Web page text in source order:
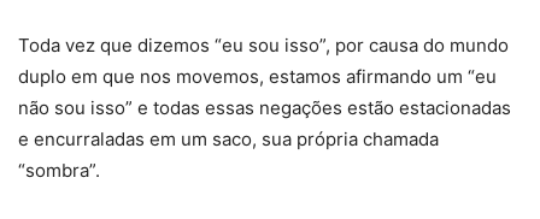
Toda vez que dizemos “eu sou isso”, por causa do mundo
duplo em que nos movemos, estamos afirmando um “eu
não sou isso” e todas essas negações estão estacionadas
e encurraladas em um saco, sua própria chamada
“sombra”.